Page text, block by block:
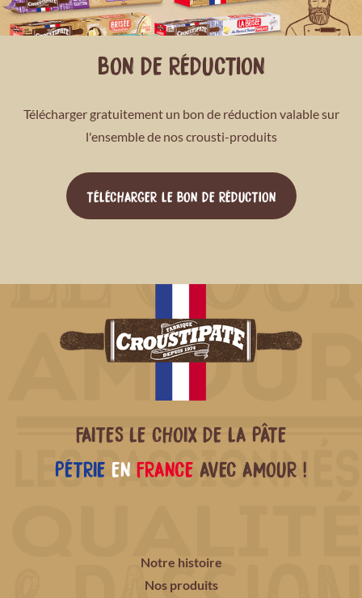
BON DE RÉDUCTION
Télécharger gratuitement un bon de réduction valable sur
l'ensemble de nos crousti-produits
TÉLÉCHARGER LE BON DE RÉDUCTION
FAITES LE CHOIX DE LA PÂTE
PÉTRIE EN FRANCE AVEC AMOUR !
Notre histoire
Nos produits